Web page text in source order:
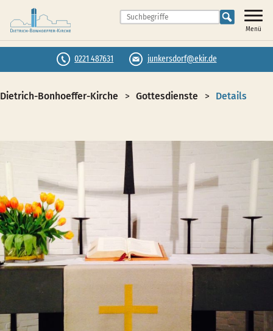
Menü
0221 487631 junkersdorf@ekir.de
Dietrich-Bonhoeffer-Kirche Gottesdienste Details